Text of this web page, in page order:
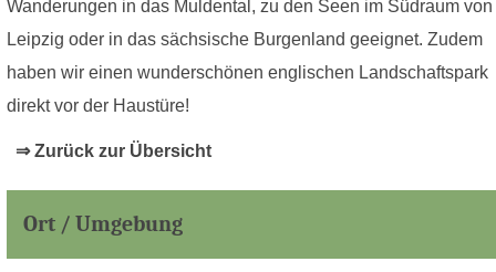
Wanderungen in das Muldental, zu den Seen im Südraum von
Leipzig oder in das sächsische Burgenland geeignet. Zudem
haben wir einen wunderschönen englischen Landschaftspark
direkt vor der Haustüre!
⇒ Zurück zur Übersicht
Ort / Umgebung